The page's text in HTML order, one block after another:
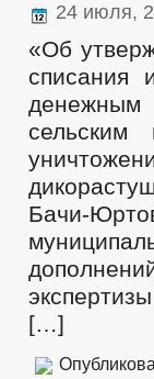
24 июля,
«Об
списания
Бачи-
[…]